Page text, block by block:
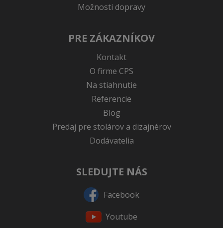
Možnosti dopravy
PRE ZÁKAZNÍKOV
Kontakt
O firme CPS
Na stiahnutie
Referencie
Blog
Predaj pre stolárov a dizajnérov
Dodávatelia
SLEDUJTE NÁS
Facebook
Youtube